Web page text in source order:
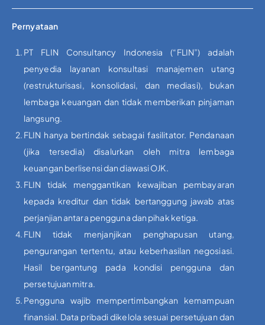
Pernyataan
PT FLIN Consultancy Indonesia (“FLIN”) adalah
penyedia layanan konsultasi manajemen utang
(restrukturisasi, konsolidasi, dan mediasi), bukan
lembaga keuangan dan tidak memberikan pinjaman
langsung.
FLIN hanya bertindak sebagai fasilitator. Pendanaan
(jika tersedia) disalurkan oleh mitra lembaga
keuangan berlisensi dan diawasi OJK.
FLIN tidak menggantikan kewajiban pembayaran
kepada kreditur dan tidak bertanggung jawab atas
perjanjian antara pengguna dan pihak ketiga.
FLIN tidak menjanjikan penghapusan utang,
pengurangan tertentu, atau keberhasilan negosiasi.
Hasil bergantung pada kondisi pengguna dan
persetujuan mitra.
Pengguna wajib mempertimbangkan kemampuan
finansial. Data pribadi dikelola sesuai persetujuan dan